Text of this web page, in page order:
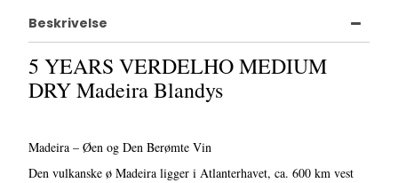
Beskrivelse
5 YEARS VERDELHO MEDIUM
DRY Madeira Blandys
Madeira – Øen og Den Berømte Vin
Den vulkanske ø Madeira ligger i Atlanterhavet, ca. 600 km vest